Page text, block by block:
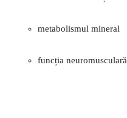
metabolismul mineral
funcția neuromusculară